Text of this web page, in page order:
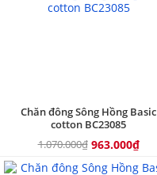
Chăn đông Sông Hồng Basic
cotton BC23085
1.070.000₫ 963.000₫